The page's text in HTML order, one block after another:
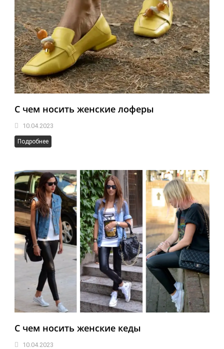
С чем носить женские лоферы
10.04.2023
Подробнее
С чем носить женские кеды
10.04.2023